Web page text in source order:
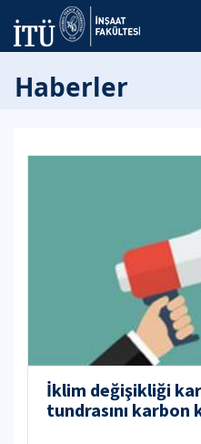
Haberler
İklim değişikliği
tundrasını karbon